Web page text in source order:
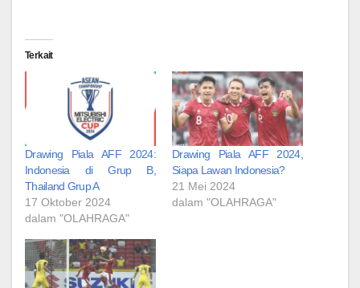
Terkait
Drawing Piala AFF 2024:
Indonesia di Grup B,
Thailand Grup A
17 Oktober 2024
dalam "OLAHRAGA"
Drawing Piala AFF 2024,
Siapa Lawan Indonesia?
21 Mei 2024
dalam "OLAHRAGA"